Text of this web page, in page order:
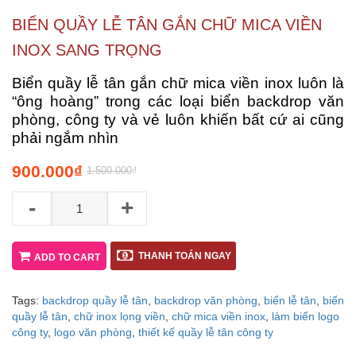
BIỂN QUẦY LỄ TÂN GẮN CHỮ MICA VIỀN
INOX SANG TRỌNG
Biển quầy lễ tân gắn chữ mica viền inox luôn là
“ông hoàng” trong các loại biển backdrop văn
phòng, công ty và vẻ luôn khiến bất cứ ai cũng
phải ngắm nhìn
₫
1.500.000
₫
900.000
- +
ADD TO CART THANH TOÁN NGAY
Tags: backdrop quầy lễ tân backdrop văn phòng biển lễ tân
biển
quầy lễ tân chữ inox lọng viền chữ mica viền inox làm biển logo
công ty, logo văn phòng thiết kế quầy lễ tân công ty